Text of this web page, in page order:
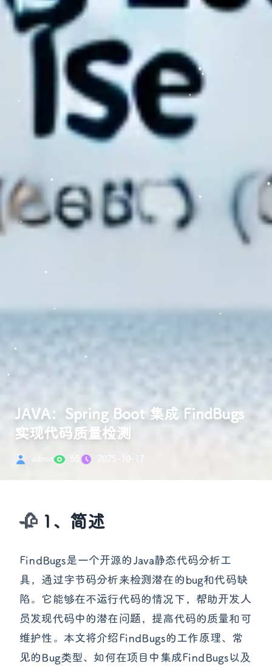
JAVA：Spring Boot 集成 FindBugs
实现代码质量检测
admin
1、简述
FindBugs是一个开源的Java静态代码分析工
具，通过字节码分析来检测潜在的bug和代码缺
陷。它能够在不运行代码的情况下，帮助开发人
员发现代码中的潜在问题，提高代码的质量和可
维护性。本文将介绍FindBugs的工作原理、常
见的Bug类型、如何在项目中集成FindBugs以及